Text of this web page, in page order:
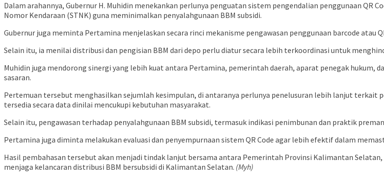
Dalam arahannya, Gubernur H. Muhidin menekankan perlunya penguatan sistem pengendalian penggunaan QR
Nomor Kendaraan (STNK) guna meminimalkan penyalahgunaan BBM subsidi.
Gubernur juga meminta Pertamina menjelaskan secara rinci mekanisme pengawasan penggunaan barcode atau
Selain itu, ia menilai distribusi dan pengisian BBM dari depo perlu diatur secara lebih terkoordinasi untuk
Muhidin juga mendorong sinergi yang lebih kuat antara Pertamina, pemerintah daerah, aparat penegak hukum,
sasaran.
Pertemuan tersebut menghasilkan sejumlah kesimpulan, di antaranya perlunya penelusuran lebih lanjut terkait
tersedia secara data dinilai mencukupi kebutuhan masyarakat.
Selain itu, pengawasan terhadap penyalahgunaan BBM subsidi, termasuk indikasi penimbunan dan praktik
Pertamina juga diminta melakukan evaluasi dan penyempurnaan sistem QR Code agar lebih efektif dalam
Hasil pembahasan tersebut akan menjadi tindak lanjut bersama antara Pemerintah Provinsi Kalimantan
menjaga kelancaran distribusi BBM bersubsidi di Kalimantan Selatan. (Myh)